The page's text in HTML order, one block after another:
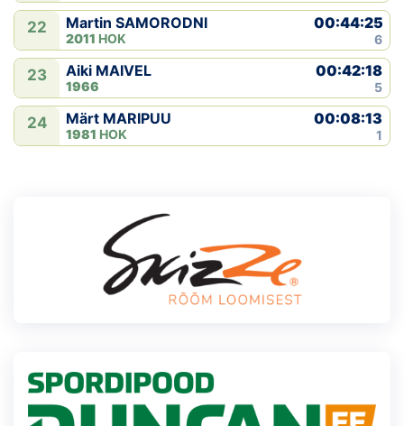
22 Martin SAMORODNI
2011 HOK
00:44:25
6
23 Aiki MAIVEL
1966
00:42:18
5
24 Märt MARIPUU
1981 HOK
00:08:13
1